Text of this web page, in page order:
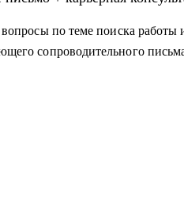
по теме поиска работы
сопроводительного